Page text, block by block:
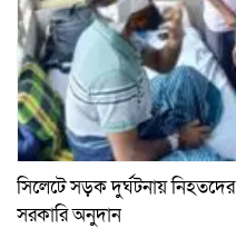
সিলেটে সড়ক দুর্ঘটনায়
সরকারি অনুদান